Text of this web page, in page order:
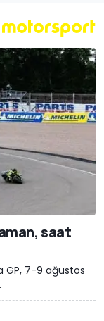
saat
GP, 7-9 ağustos